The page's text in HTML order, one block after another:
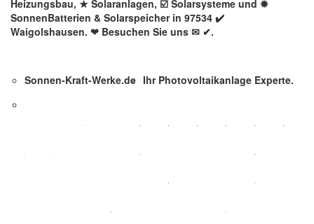
Heizungsbau, ★ Solaranlagen, ☑️ Solarsysteme und ✹
SonnenBatterien & Solarspeicher in 97534 ✔️
Waigolshausen. ❤ Besuchen Sie uns ✉ ✔.
Sonnen-Kraft-Werke.de Ihr Photovoltaikanlage Experte.